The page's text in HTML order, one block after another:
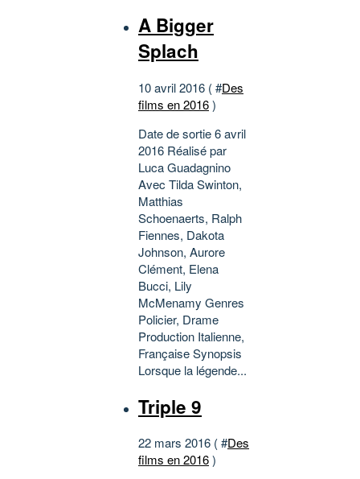
A Bigger
Splach
10 avril 2016 ( #Des
films en 2016)
Date de sortie 6 avril
2016 Réalisé par
Luca Guadagnino
Avec Tilda Swinton,
Matthias
Schoenaerts, Ralph
Fiennes, Dakota
Johnson, Aurore
Clément, Elena
Bucci, Lily
McMenamy Genres
Policier, Drame
Production Italienne,
Française Synopsis
Lorsque la légende...
Triple 9
22 mars 2016 ( #Des
films en 2016)